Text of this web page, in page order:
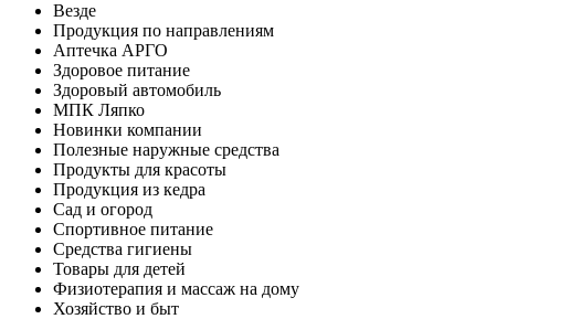
Везде
Продукция по направлениям
Аптечка АРГО
Здоровое питание
Здоровый автомобиль
МПК Ляпко
Новинки компании
Полезные наружные средства
Продукты для красоты
Продукция из кедра
Сад и огород
Спортивное питание
Средства гигиены
Товары для детей
Физиотерапия и массаж на дому
Хозяйство и быт